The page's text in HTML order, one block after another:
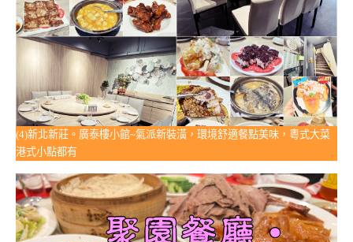
(4)新北新莊。廣泰樓小館~氣派新裝潢，環境舒適餐點美味，粵式大菜
港式小點都有